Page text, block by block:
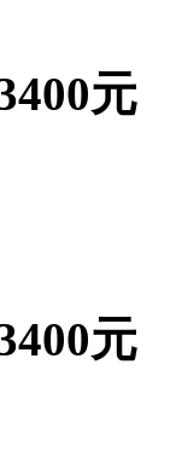
元
元